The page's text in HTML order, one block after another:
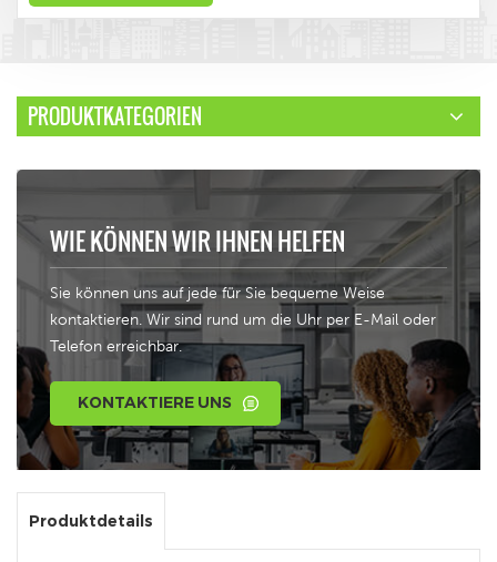
PRODUKTKATEGORIEN
WIE KÖNNEN WIR IHNEN HELFEN
Sie können uns auf jede für Sie bequeme Weise
kontaktieren. Wir sind rund um die Uhr per E-Mail oder
Telefon erreichbar.
KONTAKTIERE UNS
Produktdetails